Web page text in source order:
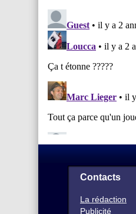
Contacts
La rédaction
Publicité